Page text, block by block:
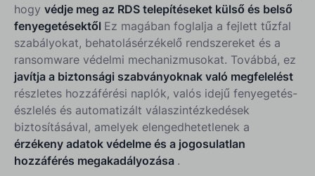
hogy védje meg az RDS telepítéseket külső és belső
fenyegetésektől Ez magában foglalja a fejlett tűzfal
szabályokat, behatolásérzékelő rendszereket és a
ransomware védelmi mechanizmusokat. Továbbá, ez
javítja a biztonsági szabványoknak való megfelelést
részletes hozzáférési naplók, valós idejű fenyegetés-
észlelés és automatizált válaszintézkedések
biztosításával, amelyek elengedhetetlenek a
érzékeny adatok védelme és a jogosulatlan
hozzáférés megakadályozása .